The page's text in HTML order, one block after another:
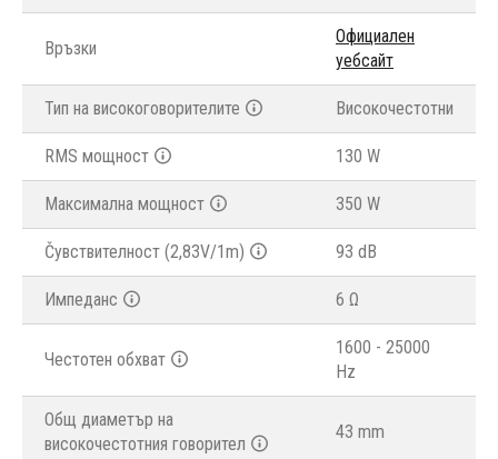
Връзки
Официален
уебсайт
Тип на високоговорителите Високочестотни
RMS мощност 130 W
Максимална мощност 350 W
Čувствителност (2,83V/1m) 93 dB
Импеданс 6 Ω
Честотен обхват
1600 - 25000
Hz
Общ диаметър на
високочестотния говорител
43 mm